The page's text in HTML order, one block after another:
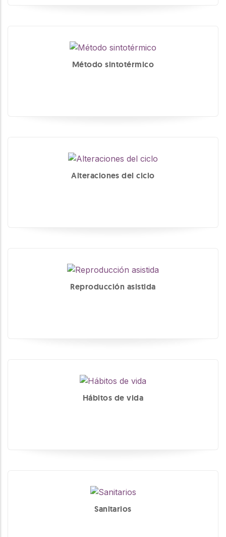
Método sintotérmico
Alteraciones del ciclo
Reproducción asistida
Hábitos de vida
Sanitarios